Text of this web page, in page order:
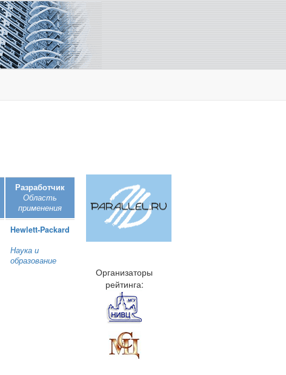
Разработчик
Область
применения
Hewlett‑Packard
Наука и
образование
Организаторы
рейтинга: